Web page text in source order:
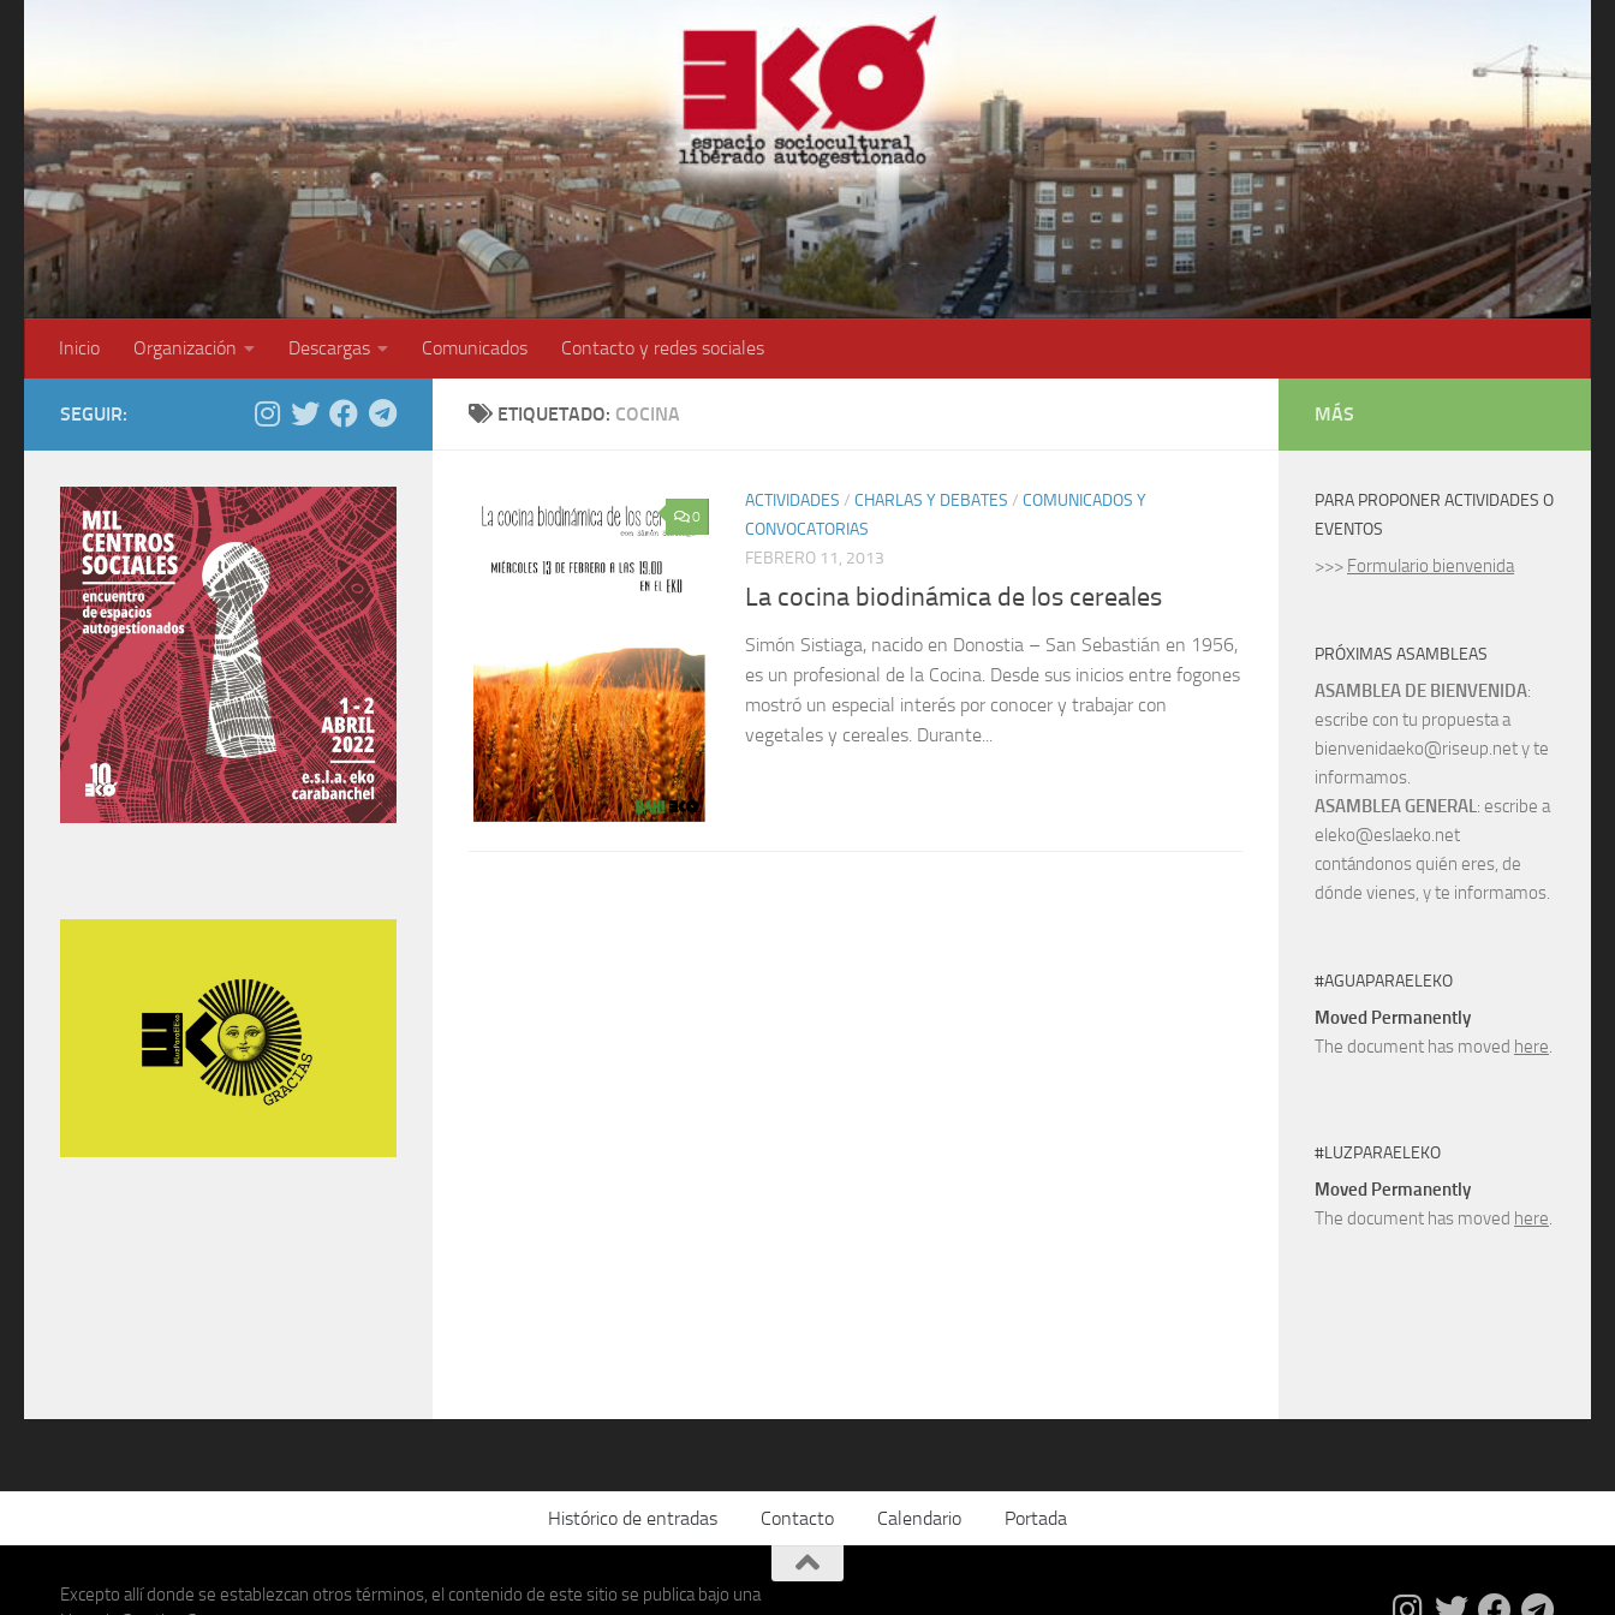
Inicio Organización Descargas Comunicados Contacto y redes sociales
ETIQUETADO: COCINA
0
ACTIVIDADES / CHARLAS Y DEBATES / COMUNICADOS Y
CONVOCATORIAS
FEBRERO 11, 2013
La cocina biodinámica de los cereales
Simón Sistiaga, nacido en Donostia – San Sebastián en 1956,
es un profesional de la Cocina. Desde sus inicios entre fogones
mostró un especial interés por conocer y trabajar con
vegetales y cereales. Durante...
SEGUIR: MÁS
PARA PROPONER ACTIVIDADES O
EVENTOS
>>> Formulario bienvenida
PRÓXIMAS ASAMBLEAS
ASAMBLEA DE BIENVENIDA:
escribe con tu propuesta a
bienvenidaeko@riseup.net y te
informamos.
ASAMBLEA GENERAL: escribe a
eleko@eslaeko.net
contándonos quién eres, de
dónde vienes, y te informamos.
#AGUAPARAELEKO
Moved Permanently
The document has moved here.
#LUZPARAELEKO
Moved Permanently
The document has moved here.
Histórico de entradas Contacto Calendario Portada
Excepto allí donde se establezcan otros términos, el contenido de este sitio se publica bajo una